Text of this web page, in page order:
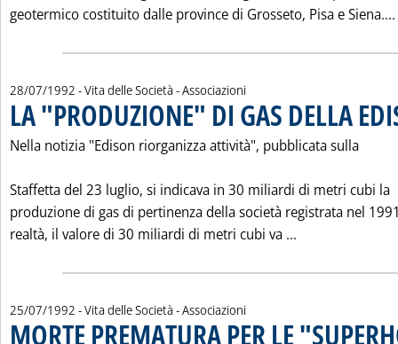
geotermico costituito dalle province di Grosseto, Pisa e Siena....
28/07/1992 - Vita delle Società - Associazioni
LA "PRODUZIONE" DI GAS DELLA
Nella notizia "Edison riorganizza attività", pubblicata sulla
Staffetta del 23 luglio, si indicava in 30 miliardi di metri cubi la
produzione di gas di pertinenza della società registrata nel
realtà, il valore di 30 miliardi di metri cubi va ...
25/07/1992 - Vita delle Società - Associazioni
MORTE PREMATURA PER LE